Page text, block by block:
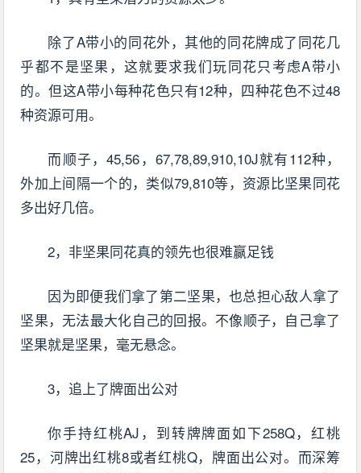
除了A带小的同花外，其他的同花牌成了同花几
乎都不是坚果，这就要求我们玩同花只考虑A带小
的。但这A带小每种花色只有12种，四种花色不过48
种资源可用。
而顺子，45,56，67,78,89,910,10J就有112种，
外加上间隔一个的，类似79,810等，资源比坚果同花
多出好几倍。
2，非坚果同花真的领先也很难赢足钱
因为即便我们拿了第二坚果，也总担心敌人拿了
坚果，无法最大化自己的回报。不像顺子，自己拿了
坚果就是坚果，毫无悬念。
3，追上了牌面出公对
你手持红桃AJ，到转牌牌面如下258Q，红桃
25，河牌出红桃8或者红桃Q，牌面出公对。而深筹